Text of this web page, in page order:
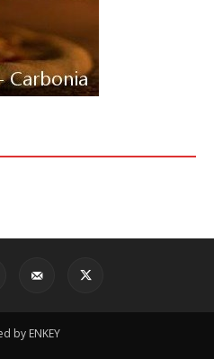
by ENKEY